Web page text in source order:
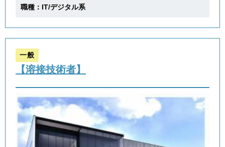
職種：IT/デジタル系
一般
【溶接技術者】